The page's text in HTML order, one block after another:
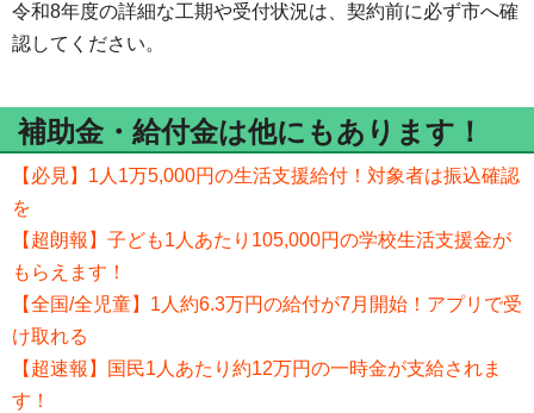
令和8年度の詳細な工期や受付状況は、契約前に必ず市へ確
認してください。
補助金・給付金は他にもあります！
【必見】1人1万5,000円の生活支援給付！対象者は振込確認
を
【超朗報】子ども1人あたり105,000円の学校生活支援金が
もらえます！
【全国/全児童】1人約6.3万円の給付が7月開始！アプリで受
け取れる
【超速報】国民1人あたり約12万円の一時金が支給されま
す！